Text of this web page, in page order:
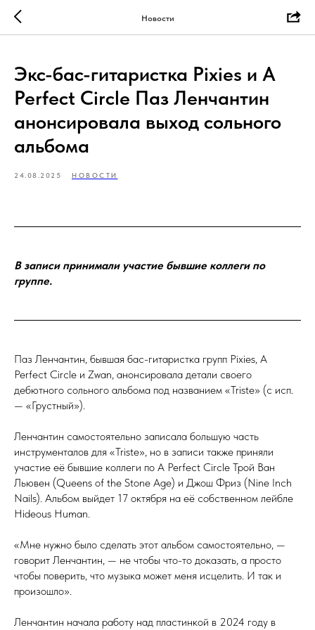
Новости
Экс-бас-гитаристка Pixies и A
Perfect Circle Паз Ленчантин
анонсировала выход сольного
альбома
24.08.2025 НОВОСТИ
В записи принимали участие бывшие коллеги по
группе.
Паз Ленчантин, бывшая бас-гитаристка групп Pixies, A
Perfect Circle и Zwan, анонсировала детали своего
дебютного сольного альбома под названием «Triste» (с исп.
— «Грустный»).
Ленчантин самостоятельно записала большую часть
инструменталов для «Triste», но в записи также приняли
участие её бывшие коллеги по A Perfect Circle Трой Ван
Льювен (Queens of the Stone Age) и Джош Фриз (Nine Inch
Nails). Альбом выйдет 17 октября на её собственном лейбле
Hideous Human.
«Мне нужно было сделать этот альбом самостоятельно, —
говорит Ленчантин, — не чтобы что-то доказать, а просто
чтобы поверить, что музыка может меня исцелить. И так и
произошло».
Ленчантин начала работу над пластинкой в 2024 году в